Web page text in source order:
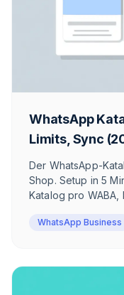
WhatsApp
Limits, Sync
Der WhatsApp-
Shop. Setup in 5
Katalog pro
Messages —
WhatsApp Business